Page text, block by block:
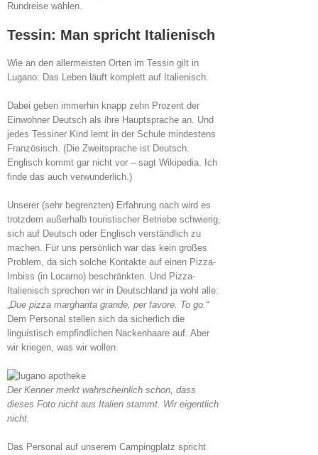
Rundreise wählen.
Tessin: Man spricht Italienisch
Wie an den allermeisten Orten im Tessin gilt in
Lugano: Das Leben läuft komplett auf Italienisch.
Dabei geben immerhin knapp zehn Prozent der
Einwohner Deutsch als ihre Hauptsprache an. Und
jedes Tessiner Kind lernt in der Schule mindestens
Französisch. (Die Zweitsprache ist Deutsch.
Englisch kommt gar nicht vor – sagt Wikipedia. Ich
finde das auch verwunderlich.)
Unserer (sehr begrenzten) Erfahrung nach wird es
trotzdem außerhalb touristischer Betriebe schwierig,
sich auf Deutsch oder Englisch verständlich zu
machen. Für uns persönlich war das kein großes
Problem, da sich solche Kontakte auf einen Pizza-
Imbiss (in Locarno) beschränkten. Und Pizza-
Italienisch sprechen wir in Deutschland ja wohl alle:
„Due pizza margharita grande, per favore. To go.“
Dem Personal stellen sich da sicherlich die
linguistisch empfindlichen Nackenhaare auf. Aber
wir kriegen, was wir wollen.
Der Kenner merkt wahrscheinlich schon, dass
dieses Foto nicht aus Italien stammt. Wir eigentlich
nicht.
Das Personal auf unserem Campingplatz spricht